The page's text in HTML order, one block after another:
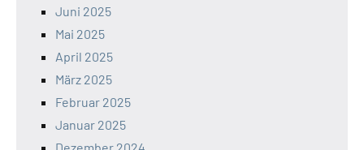
Juni 2025
Mai 2025
April 2025
März 2025
Februar 2025
Januar 2025
Dezember 2024